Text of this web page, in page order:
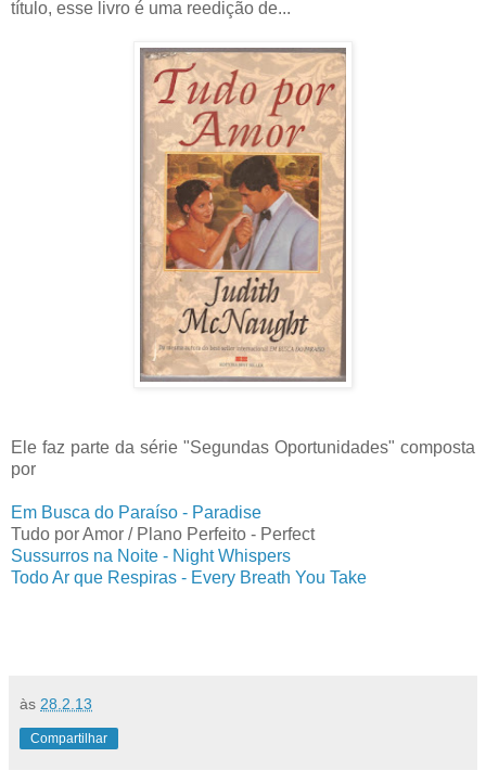
título, esse livro é uma reedição de...
Ele faz parte da série "Segundas Oportunidades" composta
por
Em Busca do Paraíso - Paradise
Tudo por Amor / Plano Perfeito - Perfect
Sussurros na Noite - Night Whispers
Todo Ar que Respiras - Every Breath You Take
às 28.2.13
Compartilhar